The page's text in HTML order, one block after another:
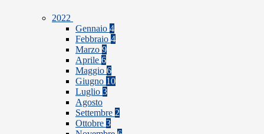
2022
Gennaio 4
Febbraio 4
Marzo 9
Aprile 6
Maggio 6
Giugno 10
Luglio 3
Agosto
Settembre 2
Ottobre 3